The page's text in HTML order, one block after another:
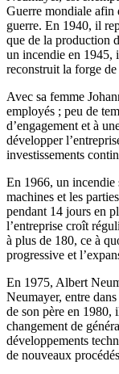
Guerre mondiale afin
guerre. En 1940, il
que de la production
un incendie en 1945,
reconstruit la forge
Avec sa femme
employés ; peu de
d’engagement et à
développer
investissements
En 1966, un incendie
machines et les
pendant 14 jours en
l’entreprise croît
à plus de 180, ce à
progressive et
En 1975, Albert
Neumayer, entre
de son père en 1980,
changement de
développements
de nouveaux